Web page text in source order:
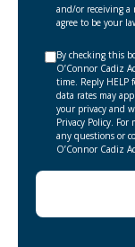
and/or receiving
agree to be your
By checking this
O’Connor Cadiz
time. Reply HELP
data rates may
your privacy and
Privacy Policy.
any questions or
O’Connor Cadiz